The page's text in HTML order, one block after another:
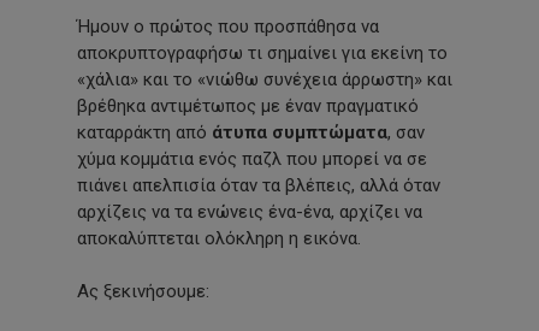
Ήμουν ο πρώτος που προσπάθησα να
αποκρυπτογραφήσω τι σημαίνει για εκείνη το
«χάλια» και το «νιώθω συνέχεια άρρωστη» και
βρέθηκα αντιμέτωπος με έναν πραγματικό
καταρράκτη από άτυπα συμπτώματα, σαν
χύμα κομμάτια ενός παζλ που μπορεί να σε
πιάνει απελπισία όταν τα βλέπεις, αλλά όταν
αρχίζεις να τα ενώνεις ένα-ένα, αρχίζει να
αποκαλύπτεται ολόκληρη η εικόνα.
Ας ξεκινήσουμε: